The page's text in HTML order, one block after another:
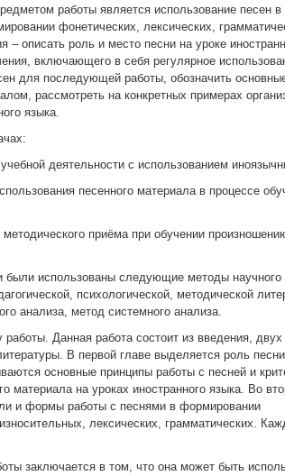
работы является использование песен в
фонетических, лексических,
– описать роль и место песни на уроке
включающего в себя регулярное
для последующей работы, обозначить
рассмотреть на конкретных примерах
языка.
деятельности с использованием
песенного материала в процессе
приёма при обучении
были использованы следующие методы научного
психологической, методической
анализа, метод системного анализа.
Данная работа состоит из введения, двух
В первой главе выделяется роль
основные принципы работы с песней и
материала на уроках иностранного языка. Во
и формы работы с песнями в формировании
лексических, грамматических.
заключается в том, что она может быть